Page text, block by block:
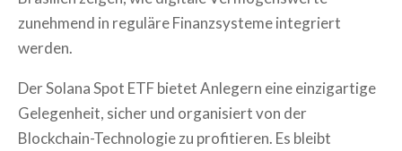
zunehmend in reguläre Finanzsysteme integriert
werden.
Der Solana Spot ETF bietet Anlegern eine einzigartige
Gelegenheit, sicher und organisiert von der
Blockchain-Technologie zu profitieren. Es bleibt